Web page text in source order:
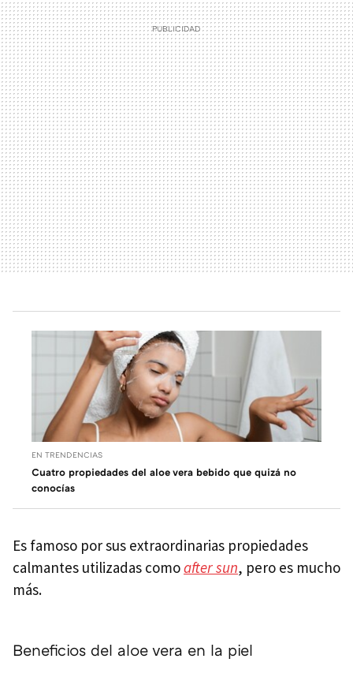
EN TRENDENCIAS
Cuatro propiedades del aloe vera bebido que quizá no
conocías
Es famoso por sus extraordinarias propiedades
calmantes utilizadas comoafter sun, pero es mucho
más.
Beneficios del aloe vera en la piel